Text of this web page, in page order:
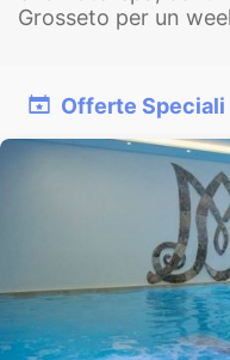
Grosseto per un
Offerte Speciali